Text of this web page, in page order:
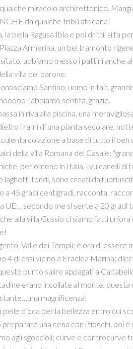
miracolo architettonico.
da qualche tribù africana!
la bella Ragusa Ibla e poi dritti, si fa
Armerina, un bel tramonto
abbiamo messo i pattini anche
villa del barone.
Santino, uomo in tait,
l’abbiamo sentita, grazie.
in riva alla piscina, una
i rami di una pianta secolare,
colazione a base di tutto il
della villa Romana del Casale;
perlomeno in Italia, i vulcanelli di
laghetti tondi, sono creati da
a 45 gradi centigradi, racconta,
UE… secondo me si sente a 20 gradi
alla villa Gussio ci siamo fatti
Valle dei Templi; è ora di
4 di essi vicino a Eraclea Marina;
punto salire appagati a
erano incollate al monte,
magnificenza!
pelle d’oca per la bellezza entro cui
preparare una cena con i fiocchi, poi
agli sgoccioli; curve e controcurve